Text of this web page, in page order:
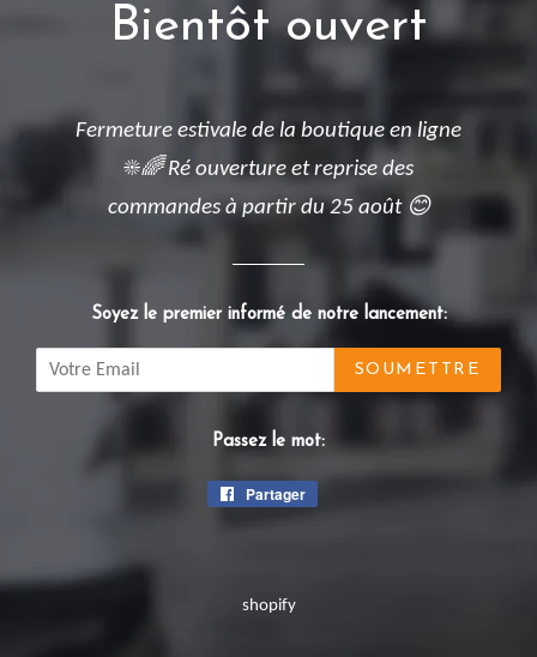
Bientôt ouvert
Fermeture estivale de la boutique en ligne
☀️🌈 Ré ouverture et reprise des
commandes à partir du 25 août 😊
Soyez le premier informé de notre lancement:
Email
Passez le mot:
Partager
shopify